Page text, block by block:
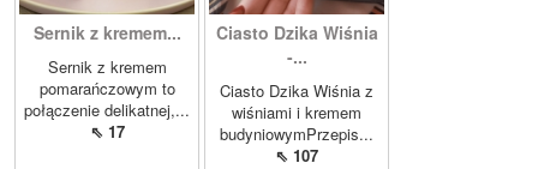
Sernik z kremem...
Sernik z kremem
pomarańczowym to
połączenie delikatnej,...
⇖ 17
Ciasto Dzika Wiśnia
-...
Ciasto Dzika Wiśnia z
wiśniami i kremem
budyniowymPrzepis...
⇖ 107